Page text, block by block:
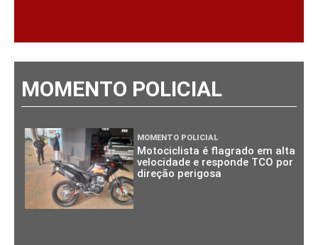
MOMENTO POLICIAL
MOMENTO POLICIAL
Motociclista é flagrado em alta
velocidade e responde TCO por
direção perigosa